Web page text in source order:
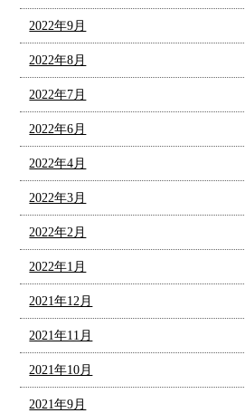
2022年9月
2022年8月
2022年7月
2022年6月
2022年4月
2022年3月
2022年2月
2022年1月
2021年12月
2021年11月
2021年10月
2021年9月